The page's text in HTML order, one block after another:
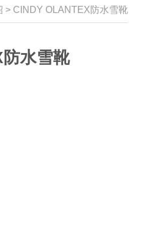
> CINDY OLANTEX防水雪靴
水雪靴